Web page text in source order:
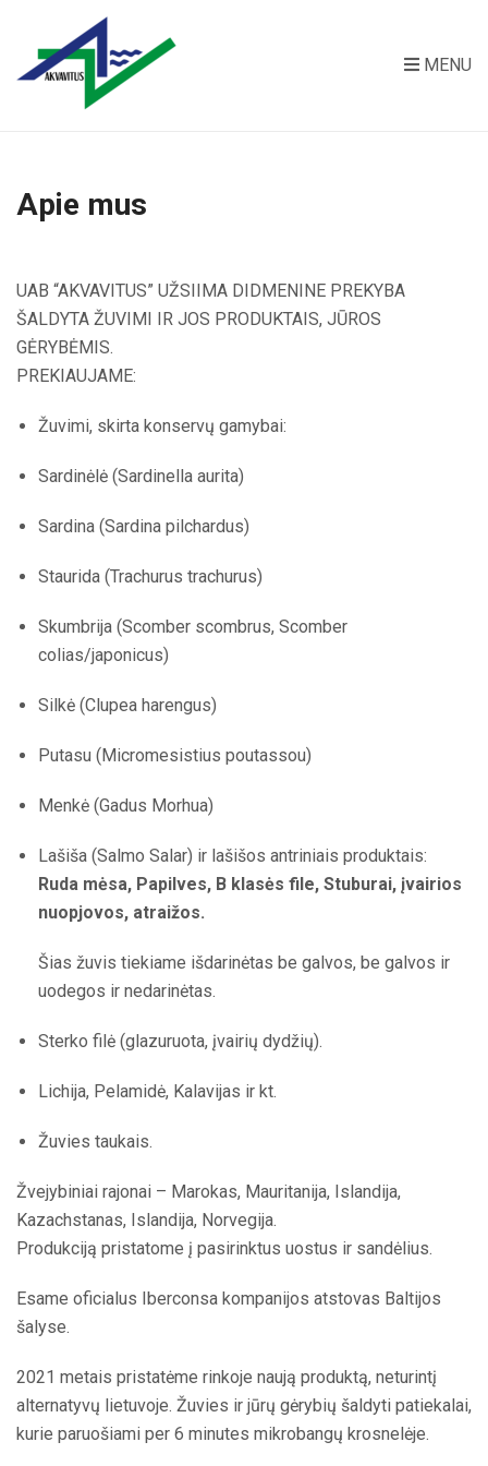
MENU
Apie mus
UAB “AKVAVITUS” UŽSIIMA DIDMENINE PREKYBA
ŠALDYTA ŽUVIMI IR JOS PRODUKTAIS, JŪROS
GĖRYBĖMIS.
PREKIAUJAME:
Žuvimi, skirta konservų gamybai:
Sardinėlė (Sardinella aurita)
Sardina (Sardina pilchardus)
Staurida (Trachurus trachurus)
Skumbrija (Scomber scombrus, Scomber
colias/japonicus)
Silkė (Clupea harengus)
Putasu (Micromesistius poutassou)
Menkė (Gadus Morhua)
Lašiša (Salmo Salar) ir lašišos antriniais produktais:
Ruda mėsa, Papilves, B klasės file, Stuburai, įvairios
nuopjovos, atraižos.
Šias žuvis tiekiame išdarinėtas be galvos, be galvos ir
uodegos ir nedarinėtas.
Sterko filė (glazuruota, įvairių dydžių).
Lichija, Pelamidė, Kalavijas ir kt.
Žuvies taukais.
Žvejybiniai rajonai – Marokas, Mauritanija, Islandija,
Kazachstanas, Islandija, Norvegija.
Produkciją pristatome į pasirinktus uostus ir sandėlius.
Esame oficialus Iberconsa kompanijos atstovas Baltijos
šalyse.
2021 metais pristatėme rinkoje naują produktą, neturintį
alternatyvų lietuvoje. Žuvies ir jūrų gėrybių šaldyti patiekalai,
kurie paruošiami per 6 minutes mikrobangų krosnelėje.